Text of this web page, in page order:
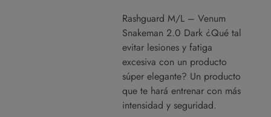
Rashguard M/L – Venum
Snakeman 2.0 Dark ¿Qué tal
evitar lesiones y fatiga
excesiva con un producto
súper elegante? Un producto
que te hará entrenar con más
intensidad y seguridad.